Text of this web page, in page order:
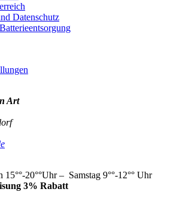
Datenschutz
Art
20°°Uhr – Samstag 9°°-12°° Uhr
3% Rabatt